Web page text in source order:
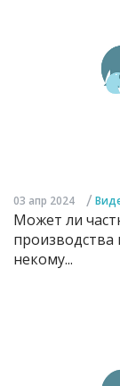
03 апр 2024 /
Может ли
некому...